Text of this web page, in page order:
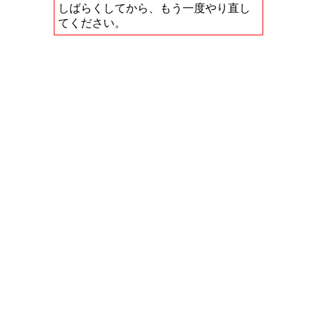
しばらくしてから、もう一度やり直し
てください。